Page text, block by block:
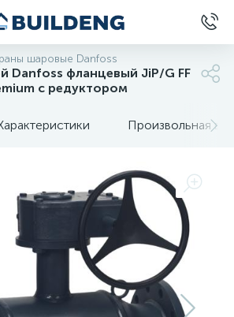
шаровые Danfoss
Danfoss фланцевый JiP/G FF
с редуктором
Произвольная